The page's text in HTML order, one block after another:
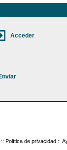
:: Política de privacidad ::